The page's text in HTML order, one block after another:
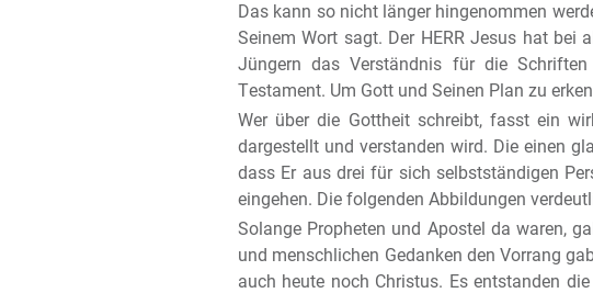
Das kann so nicht länger hingenommen
Seinem Wort sagt. Der HERR Jesus hat bei
Jüngern das Verständnis für die
Testament. Um Gott und Seinen Plan zu
Wer über die Gottheit schreibt, fasst ein
dargestellt und verstanden wird. Die einen
dass Er aus drei für sich selbstständigen
eingehen. Die folgenden Abbildungen
Solange Propheten und Apostel da waren,
und menschlichen Gedanken den Vorrang
auch heute noch Christus. Es entstanden